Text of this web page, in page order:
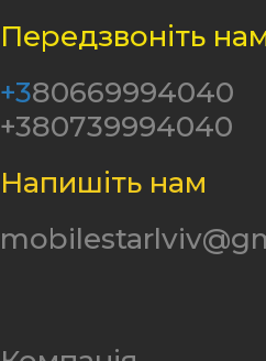
Передзвоніть
+380669994040
+380739994040
Напишіть нам